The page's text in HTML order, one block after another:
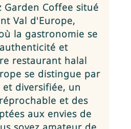
Garden Coffee situé
Val d'Europe,
la gastronomie se
et
restaurant halal
se distingue par
diversifiée, un
et des
aux envies de